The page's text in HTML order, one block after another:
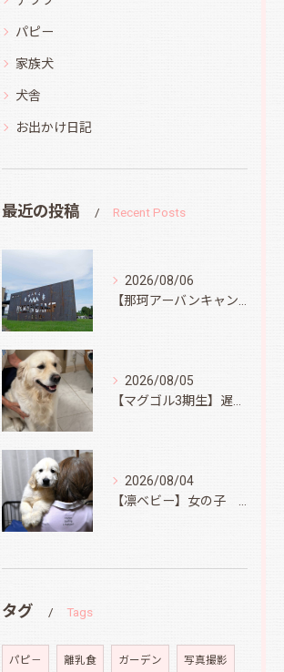
パピー
家族犬
犬舎
お出かけ日記
最近の投稿 Recent Posts
2026/08/06
2026/08/05
2026/08/04
タグ Tags
パピ－ 離乳食 ガーデン 写真撮影